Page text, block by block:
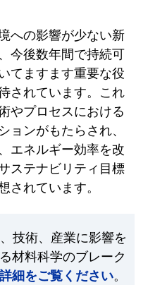
への影響が少ない新
今後数年間で持続可
てますます重要な役
されています。これ
やプロセスにおける
ョンがもたらされ、
エネルギー効率を改
ステナビリティ目標
されています。
技術、産業に影響を
材料科学のブレーク
詳細をご覧ください。